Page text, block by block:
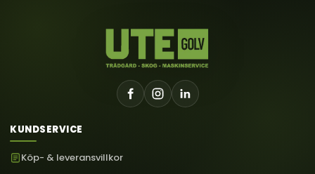
KUNDSERVICE
Köp- & leveransvillkor